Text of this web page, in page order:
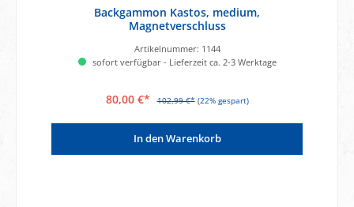
Backgammon Kastos, medium,
Magnetverschluss
Artikelnummer: 1144
sofort verfügbar - Lieferzeit ca. 2-3 Werktage
80,00 €* 102,99 €* (22% gespart)
In den Warenkorb